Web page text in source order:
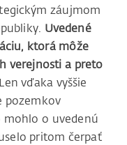
záujmom
Uvedené
ktorá môže
verejnosti a preto
Len vďaka vyššie
pozemkov
o uvedenú
pritom čerpať